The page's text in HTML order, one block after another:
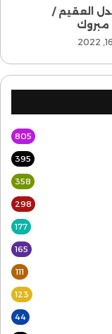
العقيم /
805
395
358
298
177
165
111
123
44